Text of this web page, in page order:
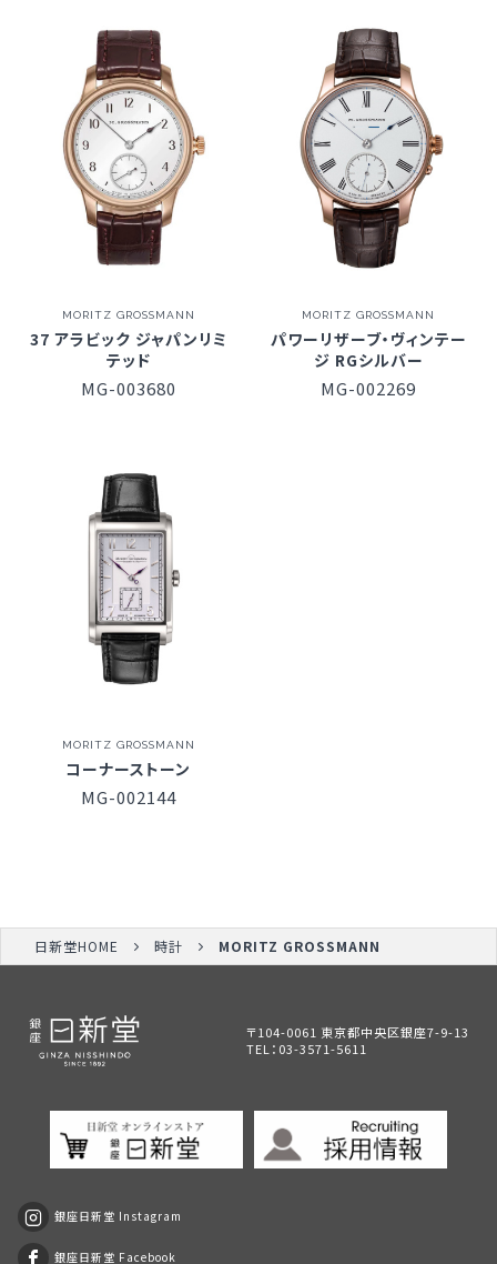
MORITZ GROSSMANN
37 アラビック ジャパンリミ
テッド
MG-003680
MORITZ GROSSMANN
パワーリザーブ・ヴィンテー
ジ RGシルバー
MG-002269
MORITZ GROSSMANN
コーナーストーン
MG-002144
日新堂HOME 時計 MORITZ GROSSMANN
〒104-0061 東京都中央区銀座7-9-13
TEL： 03-3571-5611
銀座日新堂 Instagram
銀座日新堂 Facebook